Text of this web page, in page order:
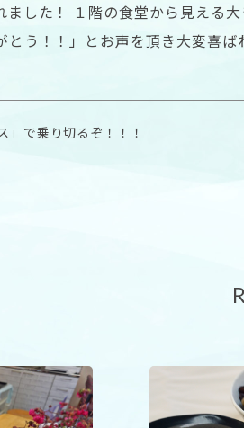
ました！ １階の食堂から見える
う！！」とお声を頂き大変喜ば
」で乗り切るぞ！！！